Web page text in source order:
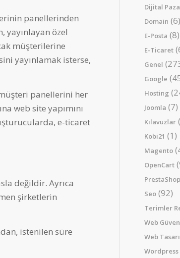
panellerinden
yayınlayan özel
müşterilerine
yayınlamak isterse,
panellerini her
web site yapımını
e-ticaret
değildir. Ayrıca
şirketlerin
istenilen süre
Dijital
Domain (6)
E-Posta (8)
E-Ticaret
Genel
Google
Hosting
Joomla (7)
Kılavuzlar
Kobi21 (1)
Magento
OpenCart
PrestaShop
Seo(92)
Terimler
Web
Web
Wordpress